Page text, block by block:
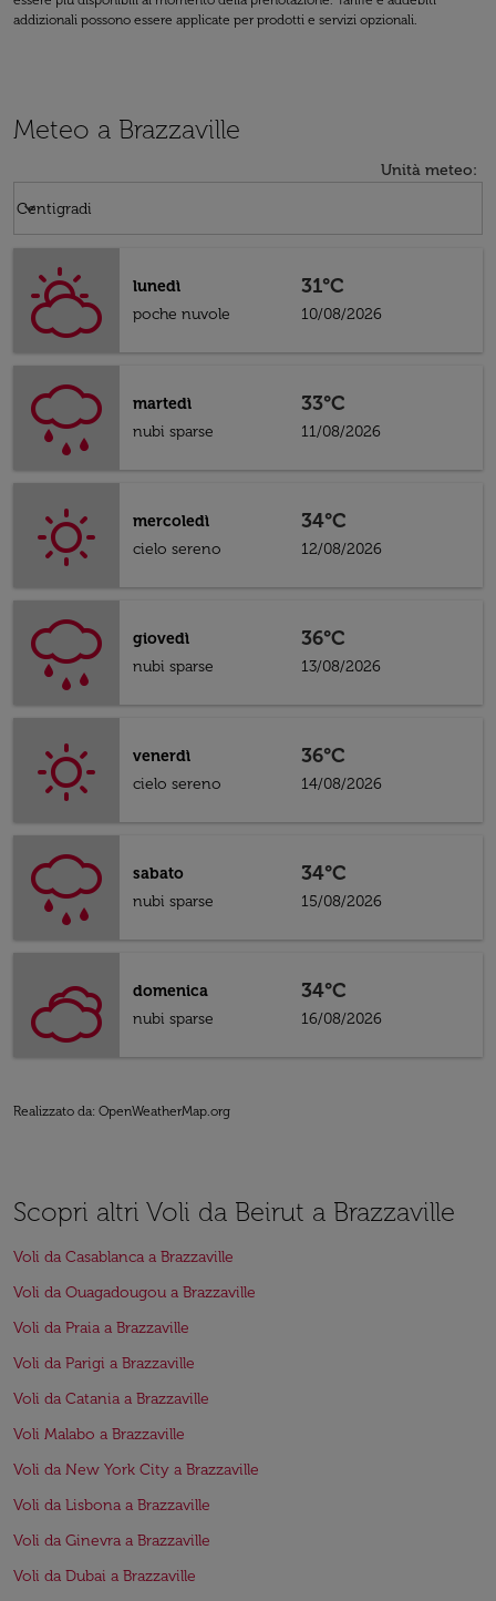
addizionali possono essere applicate per prodotti e servizi opzionali.
Meteo a Brazzaville
Unità meteo:
Centigradi
keyboard_arrow_down
lunedì
poche nuvole
31°C
10/08/2026
martedì
nubi sparse
33°C
11/08/2026
mercoledì
cielo sereno
34°C
12/08/2026
giovedì
nubi sparse
36°C
13/08/2026
venerdì
cielo sereno
36°C
14/08/2026
sabato
nubi sparse
34°C
15/08/2026
domenica
nubi sparse
34°C
16/08/2026
Realizzato da: OpenWeatherMap.org
Scopri altri Voli da Beirut a Brazzaville
Voli da Casablanca a Brazzaville
Voli da Ouagadougou a Brazzaville
Voli da Praia a Brazzaville
Voli da Parigi a Brazzaville
Voli da Catania a Brazzaville
Voli Malabo a Brazzaville
Voli da New York City a Brazzaville
Voli da Lisbona a Brazzaville
Voli da Ginevra a Brazzaville
Voli da Dubai a Brazzaville